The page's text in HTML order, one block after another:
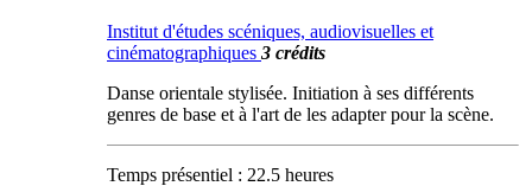
Institut d'études scéniques, audiovisuelles et
cinématographiques 3 crédits
Danse orientale stylisée. Initiation à ses différents
genres de base et à l'art de les adapter pour la scène.
Temps présentiel : 22.5 heures